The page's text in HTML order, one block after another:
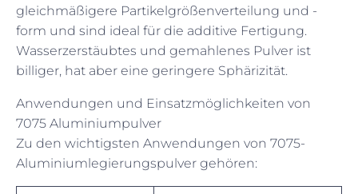
gleichmäßigere Partikelgrößenverteilung und -
form und sind ideal für die additive Fertigung.
Wasserzerstäubtes und gemahlenes Pulver ist
billiger, hat aber eine geringere Sphärizität.
Anwendungen und Einsatzmöglichkeiten von
7075 Aluminiumpulver
Zu den wichtigsten Anwendungen von 7075-
Aluminiumlegierungspulver gehören: